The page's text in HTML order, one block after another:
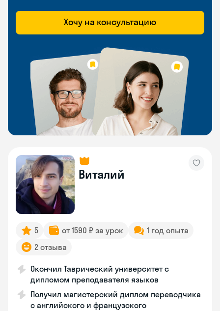
Хочу на консультацию
Виталий
5 от 1590 ₽ за урок
1 год опыта
2 отзыва
Окончил Таврический университет с
дипломом преподавателя языков
Получил магистерский диплом переводчика
с английского и французского